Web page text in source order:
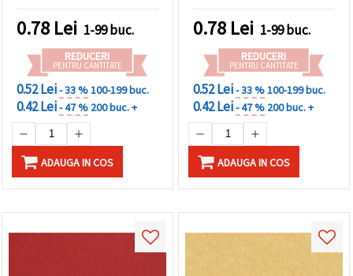
0.78 Lei 1-99 buc.
REDUCERI
PENTRU CANTITATE
0.52 Lei- 33 %100-199 buc.
0.42 Lei- 47 % 200 buc. +
ADAUGA IN COS
0.78 Lei 1-99 buc.
REDUCERI
PENTRU CANTITATE
0.52 Lei- 33 %100-199 buc.
0.42 Lei- 47 % 200 buc. +
ADAUGA IN COS